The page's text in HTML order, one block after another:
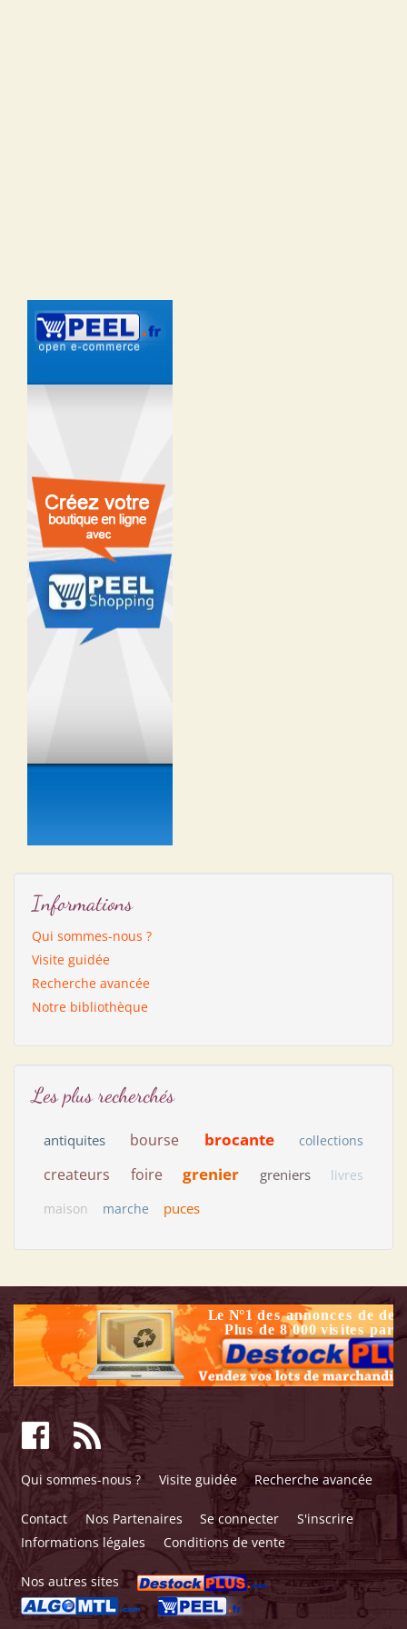
Informations
Qui sommes-nous ?
Visite guidée
Recherche avancée
Notre bibliothèque
Les plus recherchés
antiquites bourse brocante collections
createurs foire grenier greniers
livres
maison
marche puces
Qui sommes-nous ? Visite guidée Recherche avancée
Contact Nos Partenaires Se connecter
S'inscrire
Informations légales
Conditions de vente
Nos autres sites